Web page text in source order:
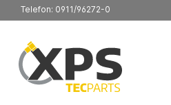
Telefon: 0911/96272-0